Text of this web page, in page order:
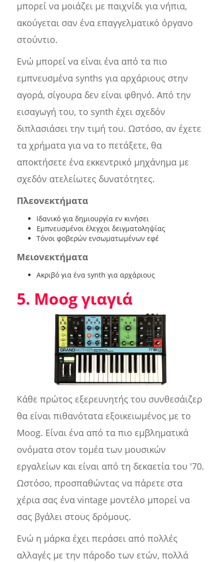
μπορεί να μοιάζει με παιχνίδι για νήπια,
ακούγεται σαν ένα επαγγελματικό όργανο
στούντιο.
Ενώ μπορεί να είναι ένα από τα πιο
εμπνευσμένα synths για αρχάριους στην
αγορά, σίγουρα δεν είναι φθηνό. Από την
εισαγωγή του, το synth έχει σχεδόν
διπλασιάσει την τιμή του. Ωστόσο, αν έχετε
τα χρήματα για να το πετάξετε, θα
αποκτήσετε ένα εκκεντρικό μηχάνημα με
σχεδόν ατελείωτες δυνατότητες.
Πλεονεκτήματα
Ιδανικό για δημιουργία εν κινήσει
Εμπνευσμένοι έλεγχοι δειγματοληψίας
Τόνοι φοβερών ενσωματωμένων εφέ
Μειονεκτήματα
Ακριβό για ένα synth για αρχάριους
5. Moog γιαγιά
Κάθε πρώτος εξερευνητής του συνθεσάιζερ
θα είναι πιθανότατα εξοικειωμένος με το
Moog. Είναι ένα από τα πιο εμβληματικά
ονόματα στον τομέα των μουσικών
εργαλείων και είναι από τη δεκαετία του '70.
Ωστόσο, προσπαθώντας να πάρετε στα
χέρια σας ένα vintage μοντέλο μπορεί να
σας βγάλει στους δρόμους.
Ενώ η μάρκα έχει περάσει από πολλές
αλλαγές με την πάροδο των ετών, πολλά